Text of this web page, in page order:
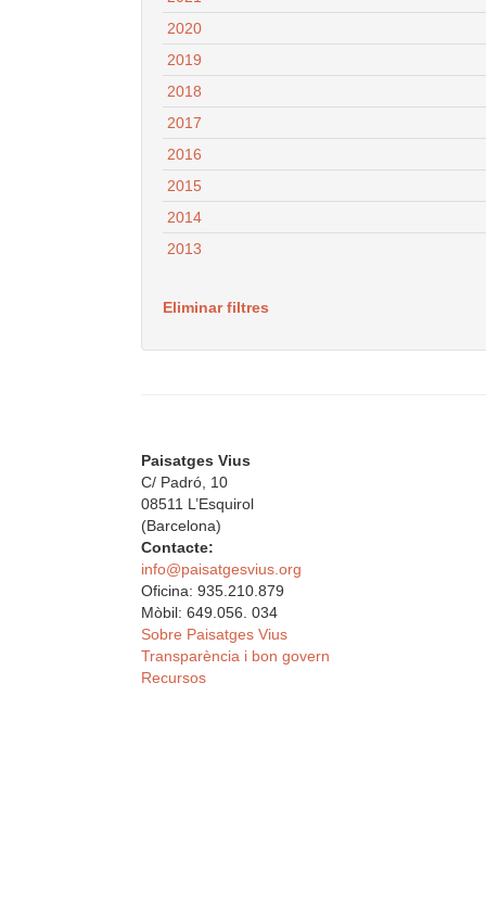
2020
2019
2018
2017
2016
2015
2014
2013
Eliminar filtres
Paisatges Vius
C/ Padró, 10
08511 L’Esquirol
(Barcelona)
Contacte:
info@paisatgesvius.org
Oficina: 935.210.879
Mòbil: 649.056. 034
Sobre Paisatges Vius
Transparència i bon govern
Recursos